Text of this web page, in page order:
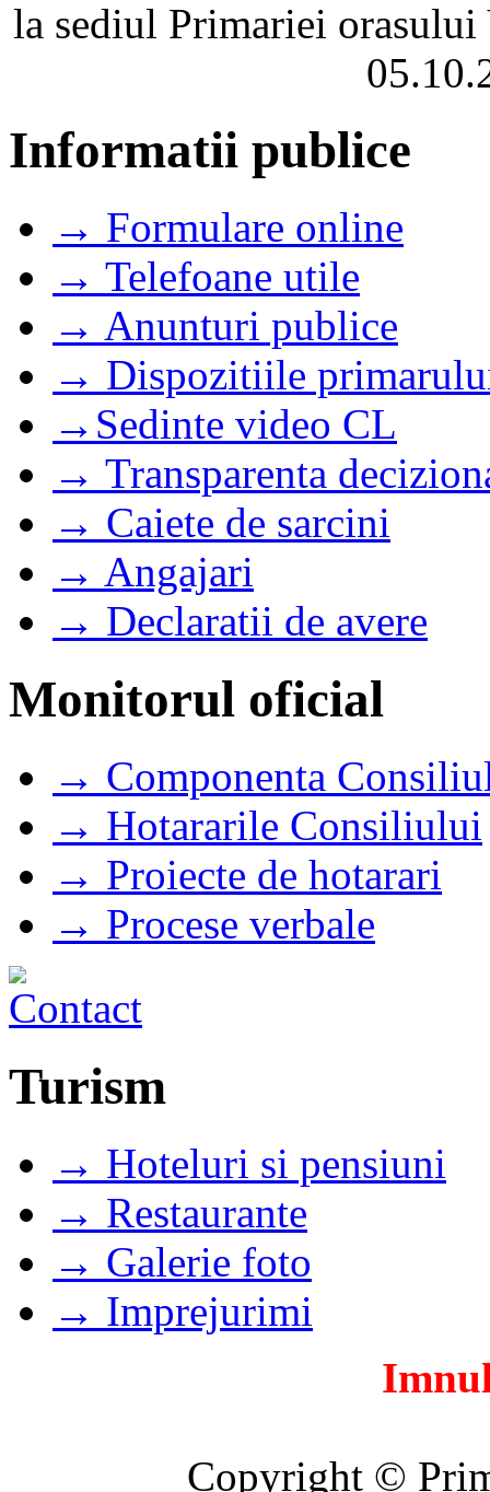
la sediul Primariei orasului
Informatii publice
→ Formulare online
→ Telefoane utile
→ Anunturi publice
→ Dispozitiile
→Sedinte video CL
→ Transparenta
→ Caiete de sarcini
→ Angajari
→ Declaratii de avere
Monitorul oficial
→ Componenta
→ Hotararile Consiliului
→ Proiecte de hotarari
→ Procese verbale
Turism
→ Hoteluri si pensiuni
→ Restaurante
→ Galerie foto
→ Imprejurimi
Copyright ©